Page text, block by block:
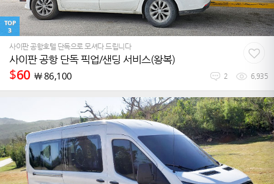
TOP
3
사이판 공항호텔 단독으로 모셔다 드립니다
사이판 공항 단독 픽업/샌딩 서비스(왕복)
$60 ￦86,100 2 6,935